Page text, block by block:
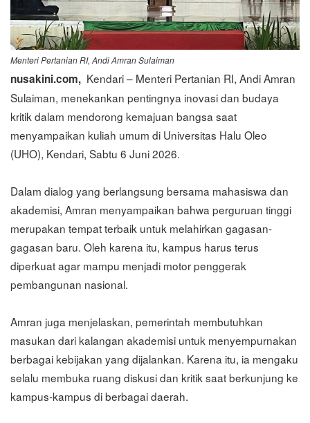
Menteri Pertanian RI, Andi Amran Sulaiman
nusakini.com, Kendari – Menteri Pertanian RI, Andi Amran
Sulaiman, menekankan pentingnya inovasi dan budaya
kritik dalam mendorong kemajuan bangsa saat
menyampaikan kuliah umum di Universitas Halu Oleo
(UHO), Kendari, Sabtu 6 Juni 2026.
Dalam dialog yang berlangsung bersama mahasiswa dan
akademisi, Amran menyampaikan bahwa perguruan tinggi
merupakan tempat terbaik untuk melahirkan gagasan-
gagasan baru. Oleh karena itu, kampus harus terus
diperkuat agar mampu menjadi motor penggerak
pembangunan nasional.
Amran juga menjelaskan, pemerintah membutuhkan
masukan dari kalangan akademisi untuk menyempurnakan
berbagai kebijakan yang dijalankan. Karena itu, ia mengaku
selalu membuka ruang diskusi dan kritik saat berkunjung ke
kampus-kampus di berbagai daerah.